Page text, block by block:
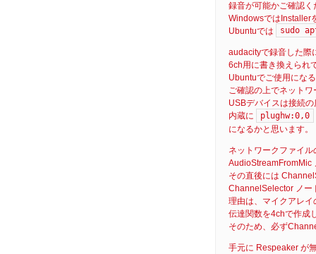
録音が可能かご確認く
WindowsではInstaller
Ubuntuでは
sudo
audacityで録音した際
6ch用に書き換えられ
Ubuntuでご使用にな
ご確認の上でネット
USBデバイスは接続
内蔵に
plughw:0,0
になるかと思います。
ネットワークファイ
AudioStreamFromMic
その直後には
ChannelSelector ノー
理由は、マイクアレ
伝達関数を4chで作成
そのため、必ず
手元に Respeaker が